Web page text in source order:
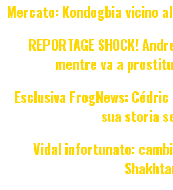
Mercato: Kondogbia vicino
REPORTAGE SHOCK!
mentre va a
Esclusiva FrogNews:
sua storia
Vidal infortunato: